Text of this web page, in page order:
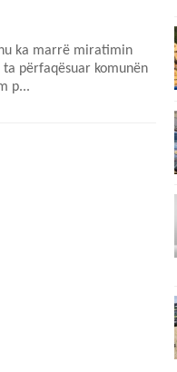
ka marrë miratimin
ta përfaqësuar komunën
p...